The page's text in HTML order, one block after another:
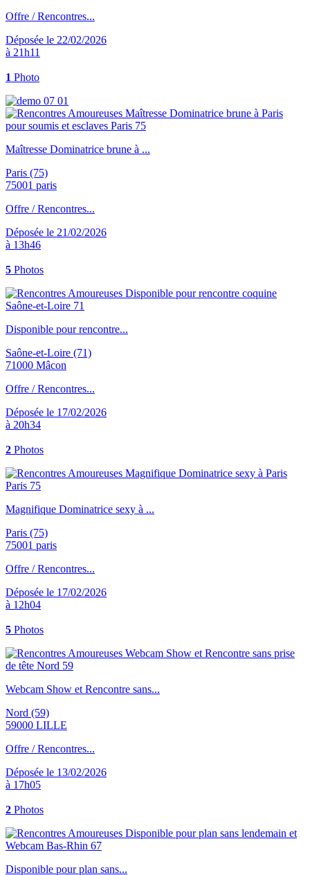
Offre / Rencontres...
Déposée le 22/02/2026
à 21h11
1 Photo
Maîtresse Dominatrice brune à ...
Paris (75)
75001 paris
Offre / Rencontres...
Déposée le 21/02/2026
à 13h46
5 Photos
Disponible pour rencontre...
Saône-et-Loire (71)
71000 Mâcon
Offre / Rencontres...
Déposée le 17/02/2026
à 20h34
2 Photos
Magnifique Dominatrice sexy à ...
Paris (75)
75001 paris
Offre / Rencontres...
Déposée le 17/02/2026
à 12h04
5 Photos
Webcam Show et Rencontre sans...
Nord (59)
59000 LILLE
Offre / Rencontres...
Déposée le 13/02/2026
à 17h05
2 Photos
Disponible pour plan sans...